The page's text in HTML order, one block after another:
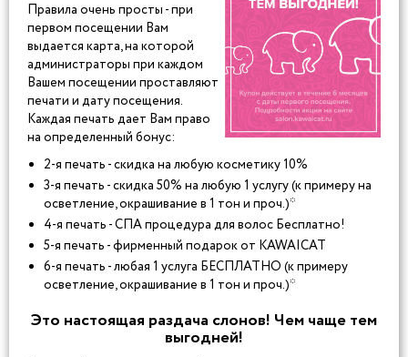
Правила очень просты - при
первом посещении Вам
выдается карта, на которой
администраторы при каждом
Вашем посещении проставляют
печати и дату посещения.
Каждая печать дает Вам право
на определенный бонус:
2-я печать - скидка на любую косметику 10%
3-я печать - скидка 50% на любую 1 услугу (к примеру на
осветление, окрашивание в 1 тон и проч.)*
4-я печать - СПА процедура для волос Бесплатно!
5-я печать - фирменный подарок от KAWAICAT
6-я печать - любая 1 услуга БЕСПЛАТНО (к примеру
осветление, окрашивание в 1 тон и проч.)*
Это настоящая раздача слонов! Чем чаще тем
выгодней!